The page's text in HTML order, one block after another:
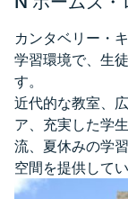
カンタベリー・
学習環境で、生
す。
近代的な教室、
ア、充実した学
流、夏休みの学
空間を提供してい